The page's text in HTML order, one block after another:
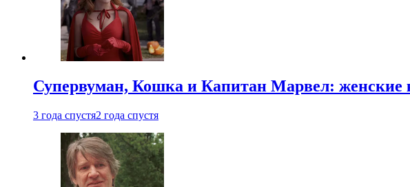
Супервуман, Кошка и Капитан Марвел: женские
3 года спустя2 года спустя